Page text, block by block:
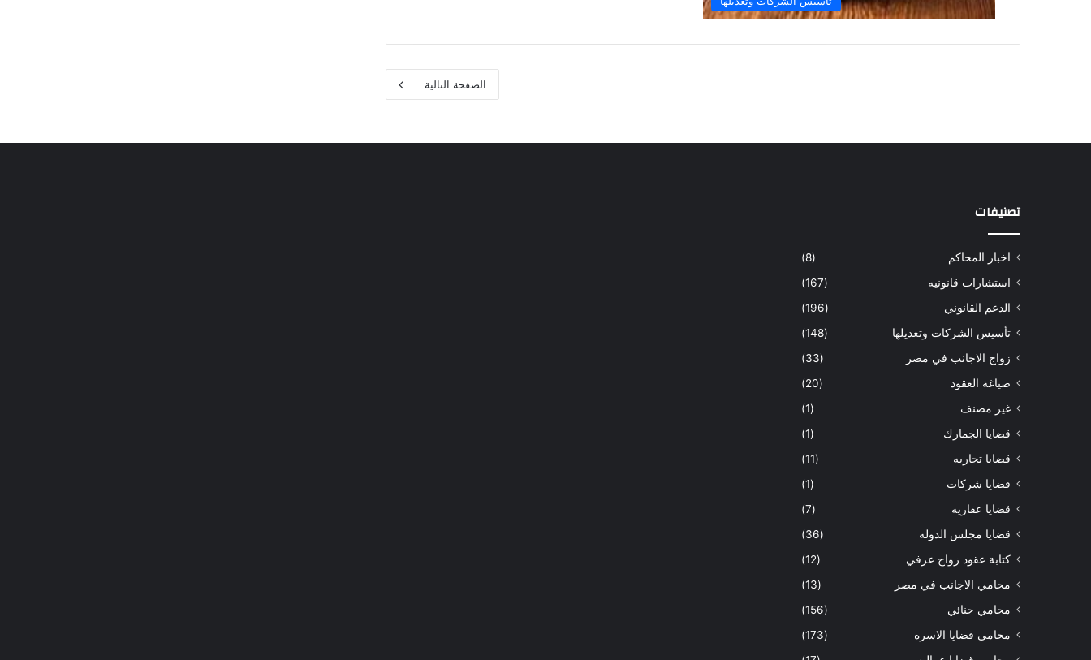
الصفحة التالية
تصنيفات
اخبار المحاكم
(8)
استشارات قانونيه
(167)
الدعم القانوني
(196)
تأسيس الشركات وتعديلها
(148)
زواج الاجانب في مصر
(33)
صياغة العقود
(20)
غير مصنف
(1)
قضايا الجمارك
(1)
قضايا تجاريه
(11)
قضايا شركات
(1)
قضايا عقاريه
(7)
قضايا مجلس الدوله
(36)
كتابة عقود زواج عرفي
(12)
محامي الاجانب في مصر
(13)
محامي جنائي
(156)
محامي قضايا الاسره
(173)